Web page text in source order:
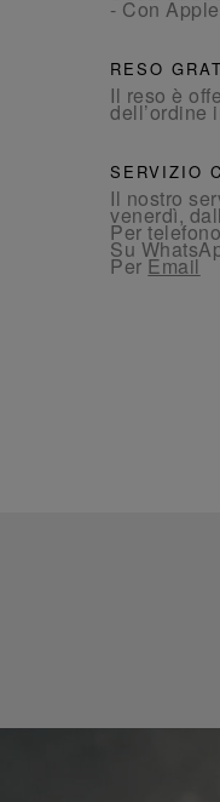
- Con
RESO
Il reso è
dell’ordine
SERVIZIO
Il nostro
venerdì,
Per
Su
PerEmail